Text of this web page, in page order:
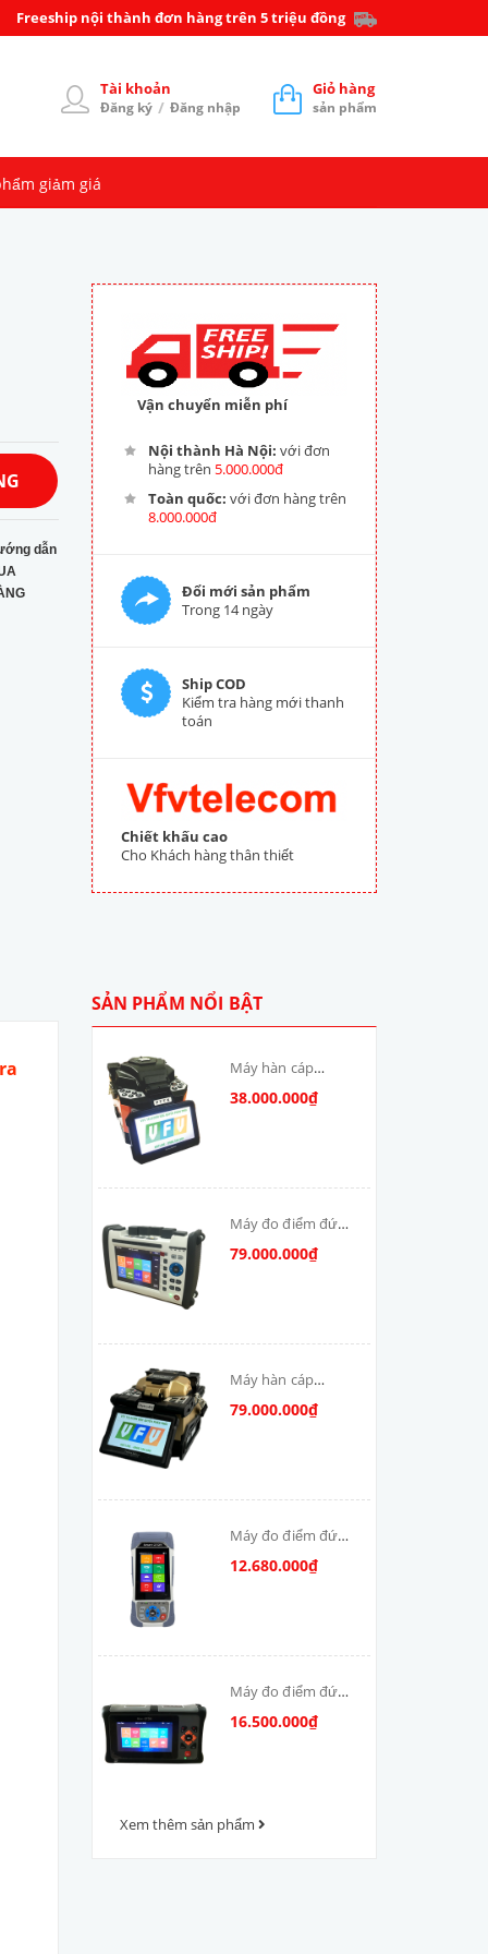
Freeship nội thành đơn hàng trên 5 triệu đồng
Tài khoản
Đăng ký / Đăng nhập
Giỏ hàng
sản phẩm
giảm giá
dẫn
Vận chuyển miễn phí
Nội thành Hà Nội: với đơn
hàng trên 5.000.000đ
Toàn quốc: với đơn hàng trên
8.000.000đ
Đổi mới sản phẩm
Trong 14 ngày
Ship COD
Kiểm tra hàng mới thanh
toán
Chiết khấu cao
Cho Khách hàng thân thiết
SẢN PHẨM NỔI BẬT
Máy hàn cáp
quang T-V6S-MAX
38.000.000₫
Máy đo điểm đứt
cáp quang: DSX-
79.000.000₫
Máy hàn cáp
quang Skycom
79.000.000₫
Máy đo điểm đứt
cáp quang OTDR-
12.680.000₫
Máy đo điểm đứt
cáp quang OTDR
16.500.000₫
Xem thêm sản phẩm